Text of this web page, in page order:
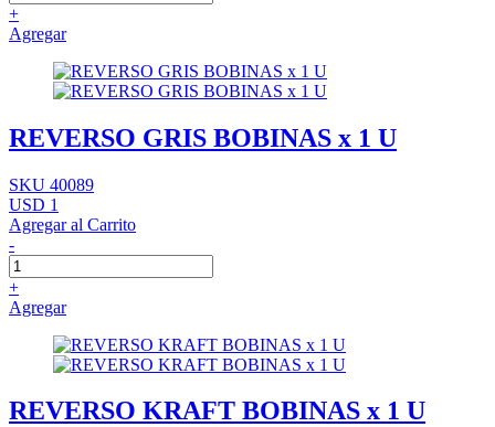
+
Agregar
REVERSO GRIS BOBINAS x 1 U
SKU 40089
USD 1
Agregar al Carrito
-
+
Agregar
REVERSO KRAFT BOBINAS x 1 U